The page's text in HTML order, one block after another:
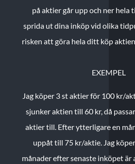
på aktier går upp och ner hela
sprida ut dina inköp vid olika
risken att göra hela ditt köp
EXEMPEL
Jag köper 3 st aktier för 100 kr/
sjunker aktien till 60 kr, då
aktier till. Efter ytterligare en
uppåt till 75 kr/aktie. Jag
månader efter senaste inköpet